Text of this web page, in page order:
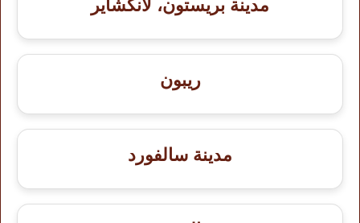
مدينة بريستون، لانكشاير
ريبون
مدينة سالفورد